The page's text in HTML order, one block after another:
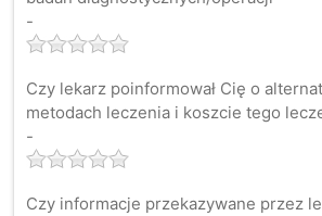
-
Czy lekarz poinformował Cię o
metodach leczenia i koszcie tego
-
Czy informacje przekazywane przez